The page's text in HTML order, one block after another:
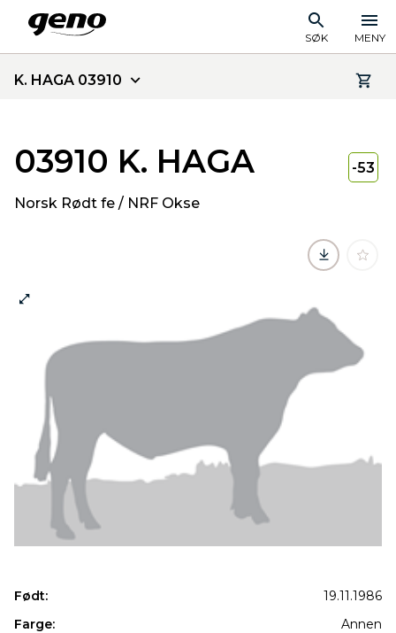
SØK MENY
K. HAGA 03910
03910 K. HAGA
Norsk Rødt fe / NRF Okse
-53
Født:
19.11.1986
Farge:
Annen